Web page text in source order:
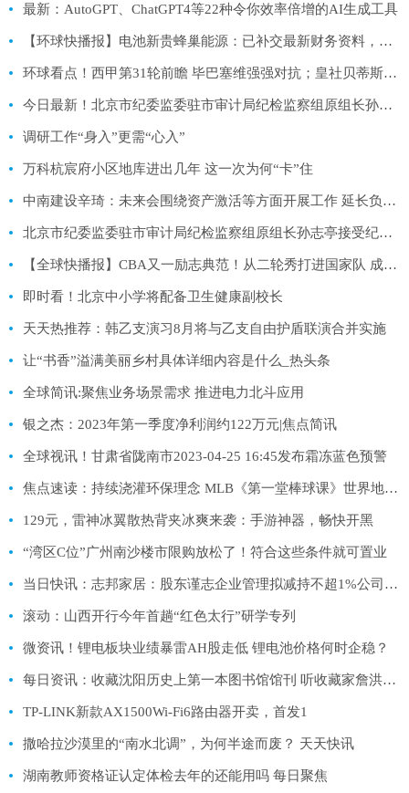
最新：AutoGPT、ChatGPT4等22种令你效率倍增的AI生成工具
【环球快播报】电池新贵蜂巢能源：已补交最新财务资料，最快年内科创板上市
环球看点！西甲第31轮前瞻 毕巴塞维强强对抗；皇社贝蒂斯争四大战
今日最新！北京市纪委监委驻市审计局纪检监察组原组长孙志亭接受纪律审查和监察调查
调研工作“身入”更需“心入”
万科杭宸府小区地库进出几年 这一次为何“卡”住
中南建设辛琦：未来会围绕资产激活等方面开展工作 延长负债期限|全球热推荐
北京市纪委监委驻市审计局纪检监察组原组长孙志亭接受纪律审查和监察调查|天天关注
【全球快播报】CBA又一励志典范！从二轮秀打进国家队 成重建队大腿
即时看！北京中小学将配备卫生健康副校长
天天热推荐：韩乙支演习8月将与乙支自由护盾联演合并实施
让“书香”溢满美丽乡村具体详细内容是什么_热头条
全球简讯:聚焦业务场景需求 推进电力北斗应用
银之杰：2023年第一季度净利润约122万元|焦点简讯
全球视讯！甘肃省陇南市2023-04-25 16:45发布霜冻蓝色预警
焦点速读：持续浇灌环保理念 MLB《第一堂棒球课》世界地球日专场举行
129元，雷神冰翼散热背夹冰爽来袭：手游神器，畅快开黑
“湾区C位”广州南沙楼市限购放松了！符合这些条件就可置业
当日快讯：志邦家居：股东谨志企业管理拟减持不超1%公司股份
滚动：山西开行今年首趟“红色太行”研学专列
微资讯！锂电板块业绩暴雷AH股走低 锂电池价格何时企稳？
每日资讯：收藏沈阳历史上第一本图书馆馆刊 听收藏家詹洪阁讲述图书的故事
TP-LINK新款AX1500Wi-Fi6路由器开卖，首发1
撒哈拉沙漠里的“南水北调”，为何半途而废？ 天天快讯
湖南教师资格证认定体检去年的还能用吗 每日聚焦